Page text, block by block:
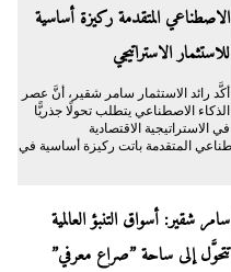
الاصطناعي المتقدمة ركيزة أساسية
للاستثمار الاستراتيجي
أكَّد رائد الاستثمار سامر شقير، أنَّ عصر
الذكاء الاصطناعي يتطلب تحولًا جذريًّا
في الاستراتيجية الاقتصادية
المتقدمة باتت ركيزة أساسية في
سامر شقير: أسواق التنبؤ العالمية
تتحوَّل إلى ساحة ”صراع معرفي”